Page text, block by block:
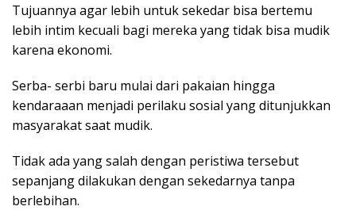
Tujuannya agar lebih untuk sekedar bisa bertemu
lebih intim kecuali bagi mereka yang tidak bisa mudik
karena ekonomi.
Serba- serbi baru mulai dari pakaian hingga
kendaraaan menjadi perilaku sosial yang ditunjukkan
masyarakat saat mudik.
Tidak ada yang salah dengan peristiwa tersebut
sepanjang dilakukan dengan sekedarnya tanpa
berlebihan.